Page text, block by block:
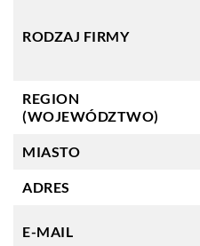
RODZAJ FIRMY
REGION
(WOJEWÓDZTWO)
MIASTO
ADRES
E-MAIL